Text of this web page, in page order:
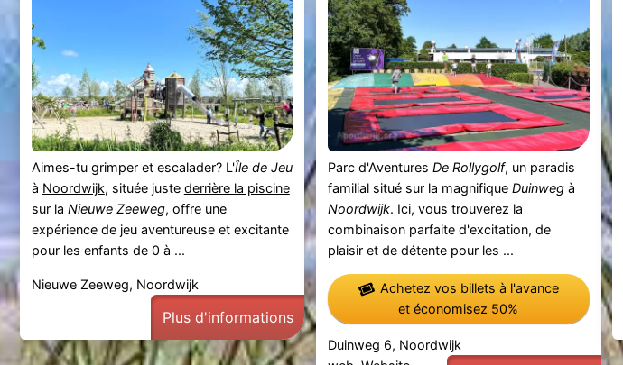
Aimes-tu grimper et escalader? L'Île de Jeu
à Noordwijk, située juste derrière la piscine
sur la Nieuwe Zeeweg, offre une
expérience de jeu aventureuse et excitante
pour les enfants de 0 à ...
Nieuwe Zeeweg, Noordwijk
Plus d'informations
Parc d'Aventures De Rollygolf, un paradis
familial situé sur la magnifique Duinwegà
Noordwijk. Ici, vous trouverez la
combinaison parfaite d'excitation, de
plaisir et de détente pour les ...
Achetez vos billets à l'avance
et économisez 50%
Duinweg 6, Noordwijk